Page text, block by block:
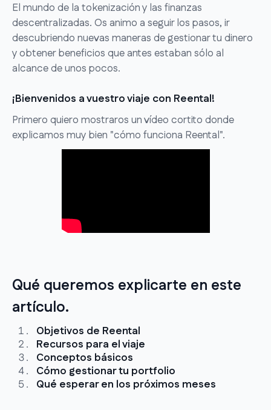
El mundo de la tokenización y las finanzas
descentralizadas. Os animo a seguir los pasos, ir
descubriendo nuevas maneras de gestionar tu dinero
y obtener beneficios que antes estaban sólo al
alcance de unos pocos.
¡Bienvenidos a vuestro viaje con Reental!
Primero quiero mostraros un vídeo cortito donde
explicamos muy bien "cómo funciona Reental".
Qué queremos explicarte en este
artículo.
Objetivos de Reental
Recursos para el viaje
Conceptos básicos
Cómo gestionar tu portfolio
Qué esperar en los próximos meses